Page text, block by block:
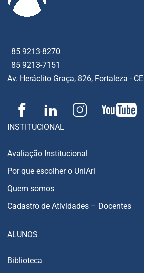
85 9213-8270
85 9213-7151
Av. Heráclito Graça, 826, Fortaleza - CE
INSTITUCIONAL
Avaliação Institucional
Por que escolher o UniAri
Quem somos
Cadastro de Atividades – Docentes
ALUNOS
Biblioteca